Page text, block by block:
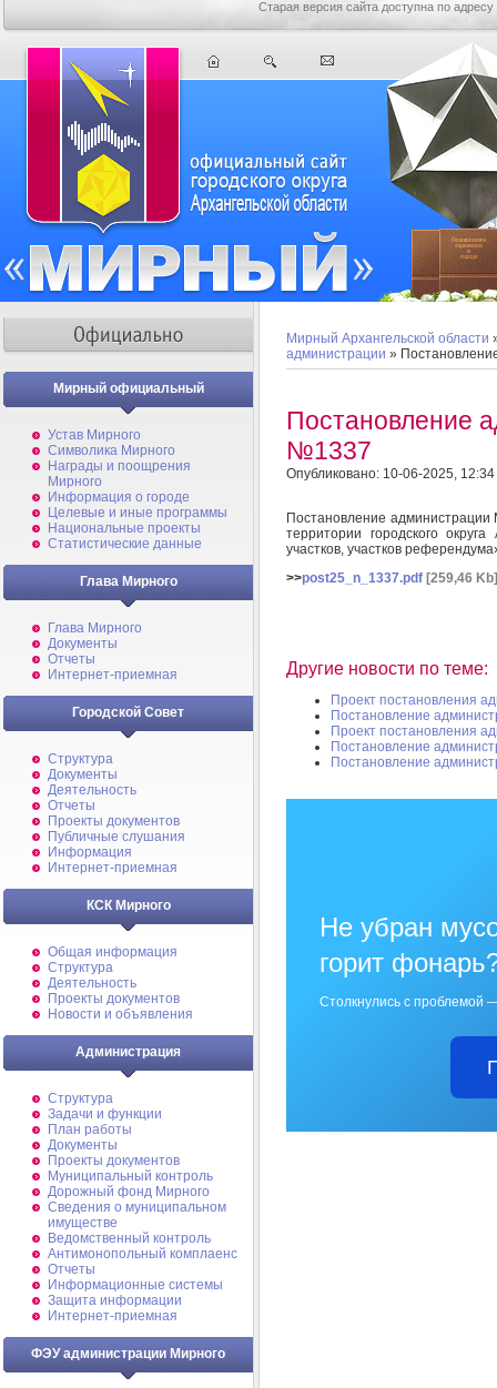
Старая версия сайта доступна по адресу
Мирный официальный
Устав Мирного
Символика Мирного
Награды и поощрения
Мирного
Информация о городе
Целевые и иные программы
Национальные проекты
Статистические данные
Глава Мирного
Глава Мирного
Документы
Отчеты
Интернет-приемная
Городской Совет
Структура
Документы
Деятельность
Отчеты
Проекты документов
Публичные слушания
Информация
Интернет-приемная
КСК Мирного
Общая информация
Структура
Деятельность
Проекты документов
Новости и объявления
Администрация
Структура
Задачи и функции
План работы
Документы
Проекты документов
Муниципальный контроль
Дорожный фонд Мирного
Cведения о муниципальном
имуществе
Ведомственный контроль
Антимонопольный комплаенс
Отчеты
Информационные системы
Защита информации
Интернет-приемная
ФЭУ администрации Мирного
Мирный Архангельской области
администрации »
Постановление
№1337
Опубликовано: 10-06-2025, 12:34
Постановление
территории городского
участков, участков
>>post25_n_1337.pdf [259,46 Kb]
Другие новости по теме:
Проект постановления
Постановление
Проект постановления
Постановление
Постановление
Не убран
горит
Столкнулись с проблемой